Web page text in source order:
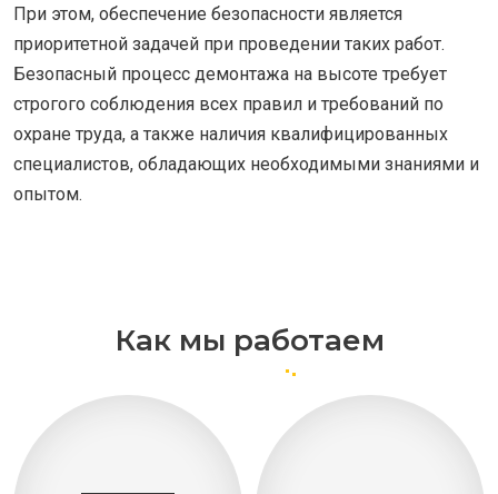
При этом, обеспечение безопасности является
приоритетной задачей при проведении таких работ.
Безопасный процесс демонтажа на высоте требует
строгого соблюдения всех правил и требований по
охране труда, а также наличия квалифицированных
специалистов, обладающих необходимыми знаниями и
опытом.
Как мы работаем